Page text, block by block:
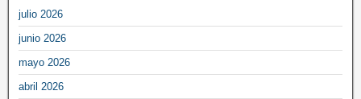
julio 2026
junio 2026
mayo 2026
abril 2026